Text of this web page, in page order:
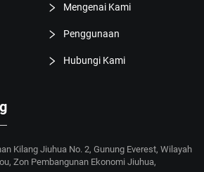
Mengenai Kami
Penggunaan
Hubungi Kami
Kilang Jiuhua No. 2, Gunung Everest, Wilayah
Zon Pembangunan Ekonomi Jiuhua,